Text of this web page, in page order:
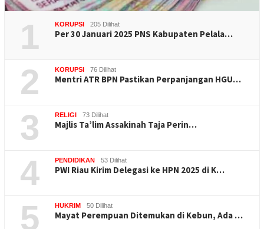
1 KORUPSI 205 Dilihat
Per 30 Januari 2025 PNS Kabupaten Pelala…
2 KORUPSI 76 Dilihat
Mentri ATR BPN Pastikan Perpanjangan HGU…
3 RELIGI 73 Dilihat
Majlis Ta’lim Assakinah Taja Perin…
4 PENDIDIKAN 53 Dilihat
PWI Riau Kirim Delegasi ke HPN 2025 di K…
5 HUKRIM 50 Dilihat
Mayat Perempuan Ditemukan di Kebun, Ada …